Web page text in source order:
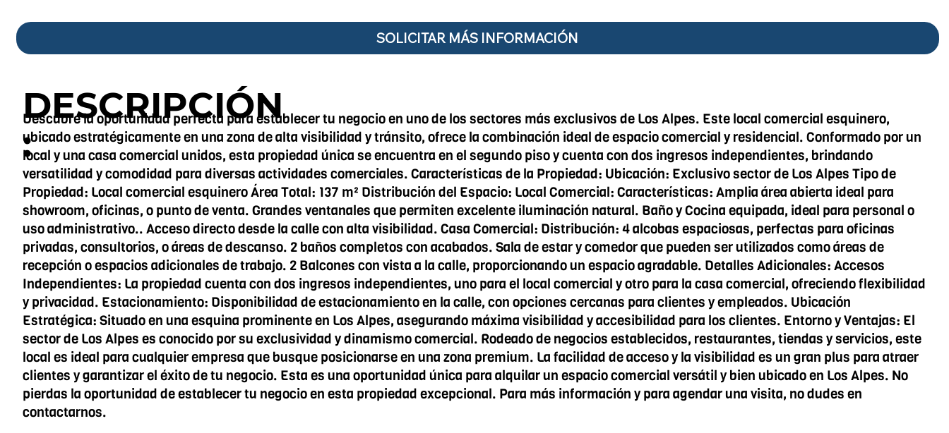
SOLICITAR MÁS INFORMACIÓN
DESCRIPCIÓN
:
Descubre la oportunidad perfecta para establecer tu negocio en uno de los sectores más exclusivos de Los Alpes. Este local comercial esquinero,
ubicado estratégicamente en una zona de alta visibilidad y tránsito, ofrece la combinación ideal de espacio comercial y residencial. Conformado por un
local y una casa comercial unidos, esta propiedad única se encuentra en el segundo piso y cuenta con dos ingresos independientes, brindando
versatilidad y comodidad para diversas actividades comerciales. Características de la Propiedad: Ubicación: Exclusivo sector de Los Alpes Tipo de
Propiedad: Local comercial esquinero Área Total: 137 m² Distribución del Espacio: Local Comercial: Características: Amplia área abierta ideal para
showroom, oficinas, o punto de venta. Grandes ventanales que permiten excelente iluminación natural. Baño y Cocina equipada, ideal para personal o
uso administrativo.. Acceso directo desde la calle con alta visibilidad. Casa Comercial: Distribución: 4 alcobas espaciosas, perfectas para oficinas
privadas, consultorios, o áreas de descanso. 2 baños completos con acabados. Sala de estar y comedor que pueden ser utilizados como áreas de
recepción o espacios adicionales de trabajo. 2 Balcones con vista a la calle, proporcionando un espacio agradable. Detalles Adicionales: Accesos
Independientes: La propiedad cuenta con dos ingresos independientes, uno para el local comercial y otro para la casa comercial, ofreciendo flexibilidad
y privacidad. Estacionamiento: Disponibilidad de estacionamiento en la calle, con opciones cercanas para clientes y empleados. Ubicación
Estratégica: Situado en una esquina prominente en Los Alpes, asegurando máxima visibilidad y accesibilidad para los clientes. Entorno y Ventajas: El
sector de Los Alpes es conocido por su exclusividad y dinamismo comercial. Rodeado de negocios establecidos, restaurantes, tiendas y servicios, este
local es ideal para cualquier empresa que busque posicionarse en una zona premium. La facilidad de acceso y la visibilidad es un gran plus para atraer
clientes y garantizar el éxito de tu negocio. Esta es una oportunidad única para alquilar un espacio comercial versátil y bien ubicado en Los Alpes. No
pierdas la oportunidad de establecer tu negocio en esta propiedad excepcional. Para más información y para agendar una visita, no dudes en
contactarnos.